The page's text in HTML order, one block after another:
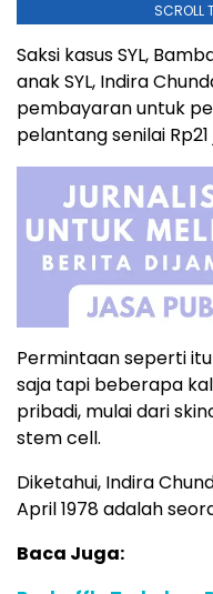
SCROLL
Saksi kasus SYL,
anak SYL, Indira
pembayaran untuk
pelantang senilai Rp21
Permintaan seperti
saja tapi beberapa
pribadi, mulai dari
stem cell.
Diketahui, Indira
April 1978 adalah
Baca Juga: